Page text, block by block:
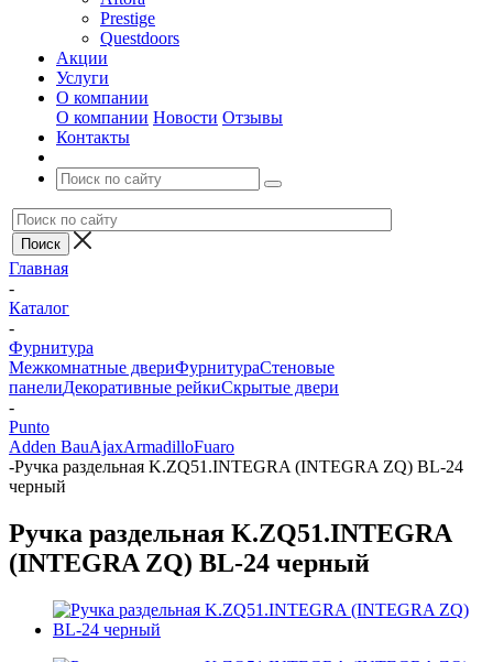
Prestige
Questdoors
Акции
Услуги
О компании
О компании Новости Отзывы
Контакты
Главная
-
Каталог
-
Фурнитура
Межкомнатные двериФурнитураСтеновые
панелиДекоративные рейкиСкрытые двери
-
Punto
Adden BauAjaxArmadilloFuaro
-Ручка раздельная K.ZQ51.INTEGRA (INTEGRA ZQ) BL-24
черный
Ручка раздельная K.ZQ51.INTEGRA
(INTEGRA ZQ) BL-24 черный